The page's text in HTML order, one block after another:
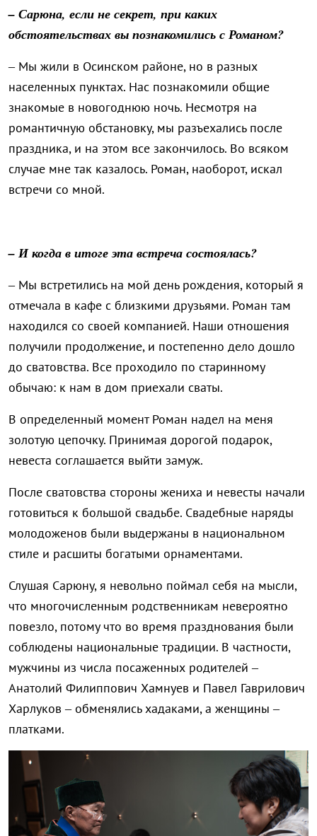
– Сарюна, если не секрет, при каких
обстоятельствах вы познакомились с Романом?
– Мы жили в Осинском районе, но в разных
населенных пунктах. Нас познакомили общие
знакомые в новогоднюю ночь. Несмотря на
романтичную обстановку, мы разъехались после
праздника, и на этом все закончилось. Во всяком
случае мне так казалось. Роман, наоборот, искал
встречи со мной.
– И когда в итоге эта встреча состоялась?
– Мы встретились на мой день рождения, который я
отмечала в кафе с близкими друзьями. Роман там
находился со своей компанией. Наши отношения
получили продолжение, и постепенно дело дошло
до сватовства. Все проходило по старинному
обычаю: к нам в дом приехали сваты.
В определенный момент Роман надел на меня
золотую цепочку. Принимая дорогой подарок,
невеста соглашается выйти замуж.
После сватовства стороны жениха и невесты начали
готовиться к большой свадьбе. Свадебные наряды
молодоженов были выдержаны в национальном
стиле и расшиты богатыми орнаментами.
Слушая Сарюну, я невольно поймал себя на мысли,
что многочисленным родственникам невероятно
повезло, потому что во время празднования были
соблюдены национальные традиции. В частности,
мужчины из числа посаженных родителей –
Анатолий Филиппович Хамнуев и Павел Гаврилович
Харлуков – обменялись хадаками, а женщины –
платками.